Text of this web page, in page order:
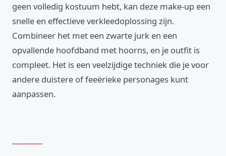
geen volledig kostuum hebt, kan deze make-up een
snelle en effectieve verkleedoplossing zijn.
Combineer het met een zwarte jurk en een
opvallende hoofdband met hoorns, en je outfit is
compleet. Het is een veelzijdige techniek die je voor
andere duistere of feeërieke personages kunt
aanpassen.